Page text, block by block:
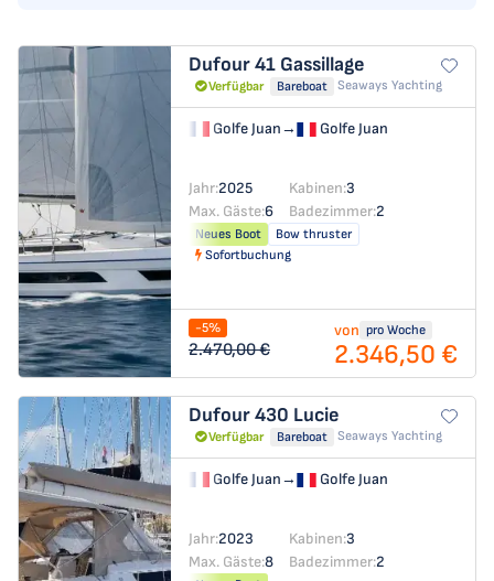
Dufour 41 Gassillage
Verfügbar Bareboat Seaways Yachting
Golfe Juan→ Golfe Juan
Jahr:2025 Kabinen:3
Max. Gäste:6 Badezimmer:2
Neues Boot
Bow thruster
Sofortbuchung
-5%
2.470,00 €
von pro Woche
2.346,50 €
Dufour 430 Lucie
Verfügbar Bareboat Seaways Yachting
Golfe Juan→ Golfe Juan
Jahr:2023 Kabinen:3
Max. Gäste:8 Badezimmer:2